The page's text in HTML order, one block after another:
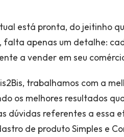
está pronta, do jeitinho
falta apenas um detalhe:
a vender em seu
trabalhamos com a
os melhores resultados
dúvidas referentes a essa
de produto Simples e